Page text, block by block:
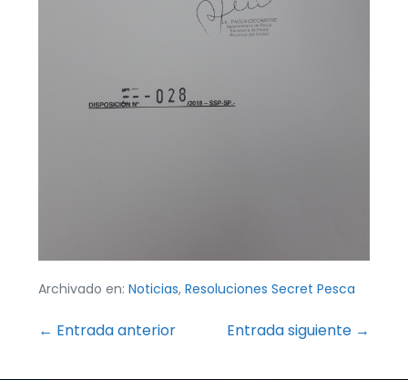
Archivado en: Noticias, Resoluciones Secret Pesca
Navegación
← Entrada anterior Entrada siguiente →